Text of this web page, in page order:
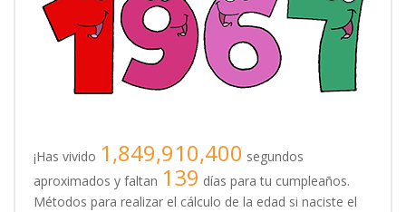
¡Has vivido 1,849,910,400 segundos
aproximados y faltan 139 días para tu cumpleaños.
Métodos para realizar el cálculo de la edad si naciste el